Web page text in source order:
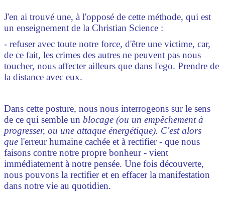
J'en ai trouvé une, à l'opposé de cette méthode, qui est
un enseignement de la Christian Science :
- refuser avec toute notre force, d'être une victime, car,
de ce fait, les crimes des autres ne peuvent pas nous
toucher, nous affecter ailleurs que dans l'ego. Prendre de
la distance avec eux.
Dans cette posture, nous nous interrogeons sur le sens
de ce qui semble unblocage (ou un empêchement à
progresser, ou une attaque énergétique). C'est alors
quel'erreur humaine cachée et à rectifier - que nous
faisons contre notre propre bonheur - vient
immédiatement à notre pensée. Une fois découverte,
nous pouvons la rectifier et en effacer la manifestation
dans notre vie au quotidien.